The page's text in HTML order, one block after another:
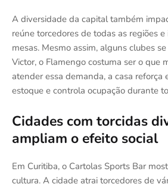
A diversidade da capital também
reúne torcedores de todas as regiões
mesas. Mesmo assim, alguns clubes
Victor, o Flamengo costuma ser o que
atender essa demanda, a casa reforça
estoque e controla ocupação durante
Cidades com torcidas
ampliam o efeito social
Em Curitiba, o Cartolas Sports Bar
cultura. A cidade atrai torcedores de